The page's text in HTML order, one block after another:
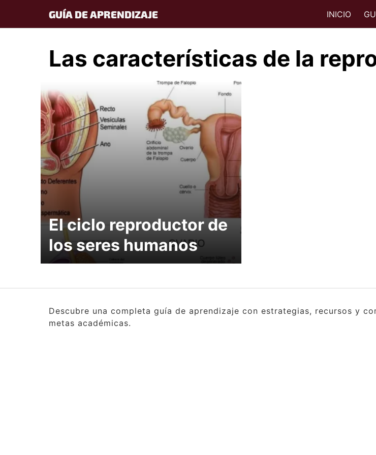
content
GUÍA DE APRENDIZAJE INICIO
Las características de la
El ciclo reproductor de
los seres humanos
Descubre una completa guía de aprendizaje con estrategias, recursos y
metas académicas.